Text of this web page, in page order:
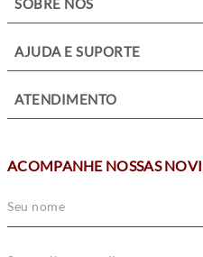
SOBRE NÓS
AJUDA E SUPORTE
ATENDIMENTO
ACOMPANHE NOSSAS